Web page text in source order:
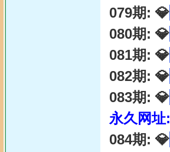
079期: 💎
080期: 💎
081期: 💎
082期: 💎
083期: 💎
永久网址:
084期: 💎